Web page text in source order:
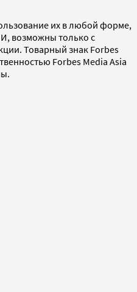
их в любой форме,
возможны только с
Товарный знак Forbes
Forbes Media Asia